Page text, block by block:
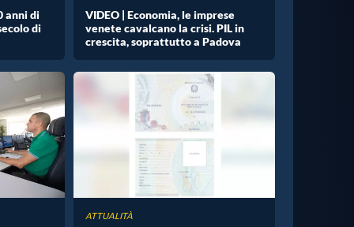
anni di
di
VIDEO | Economia, le imprese
venete cavalcano la crisi. PIL in
crescita, soprattutto a Padova
ATTUALITÀ